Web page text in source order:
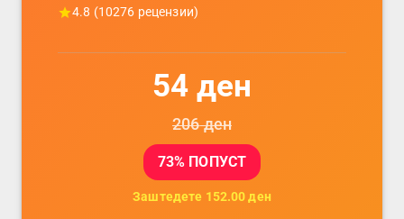
4.8 (10276 рецензии)
54 ден
206ден
73% ПОПУСТ
Заштедете 152.00 ден